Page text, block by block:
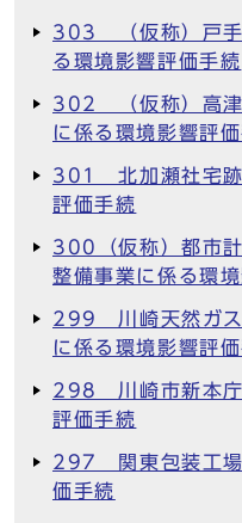
303 （仮称）戸手
る環境影響評価手続
302 （仮称）高津
に係る環境影響評
301 北加瀬社宅跡
評価手続
300（仮称）都市
整備事業に係る環
299 川崎天然ガス
に係る環境影響評
298 川崎市新本庁
評価手続
297 関東包装工場
価手続